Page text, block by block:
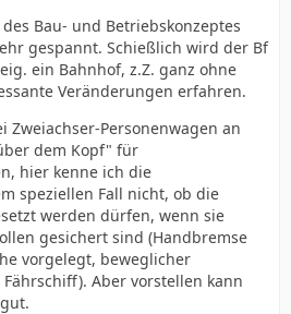
Bau- und Betriebskonzeptes
gespannt. Schießlich wird der Bf
ein Bahnhof, z.Z. ganz ohne
Veränderungen erfahren.
Zweiachser-Personenwagen an
dem Kopf" für
hier kenne ich die
speziellen Fall nicht, ob die
werden dürfen, wenn sie
gesichert sind (Handbremse
vorgelegt, beweglicher
Aber vorstellen kann